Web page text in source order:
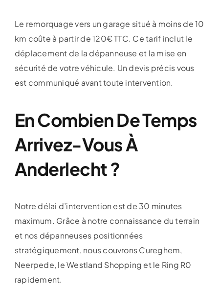
Le remorquage vers un garage situé à moins de 10
km coûte à partir de 120€ TTC. Ce tarif inclut le
déplacement de la dépanneuse et la mise en
sécurité de votre véhicule. Un devis précis vous
est communiqué avant toute intervention.
En Combien De Temps
Arrivez-Vous À
Anderlecht ?
Notre délai d’intervention est de 30 minutes
maximum. Grâce à notre connaissance du terrain
et nos dépanneuses positionnées
stratégiquement, nous couvrons Cureghem,
Neerpede, le Westland Shopping et le Ring R0
rapidement.